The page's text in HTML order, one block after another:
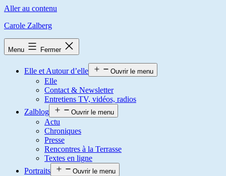
Aller au contenu
Carole Zalberg
Menu Fermer
Elle et Autour d’elle Ouvrir le menu
Elle
Contact & Newsletter
Entretiens TV, vidéos, radios
Zalblog
Ouvrir le menu
Actu
Chroniques
Presse
Rencontres à la Terrasse
Textes en ligne
Portraits
Ouvrir le menu